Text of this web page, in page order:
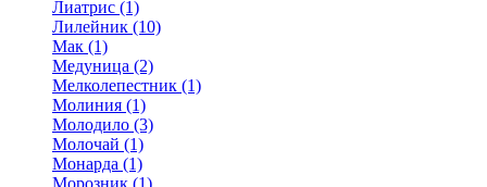
Лиатрис (1)
Лилейник (10)
Мак (1)
Медуница (2)
Мелколепестник (1)
Молиния (1)
Молодило (3)
Молочай (1)
Монарда (1)
Морозник (1)